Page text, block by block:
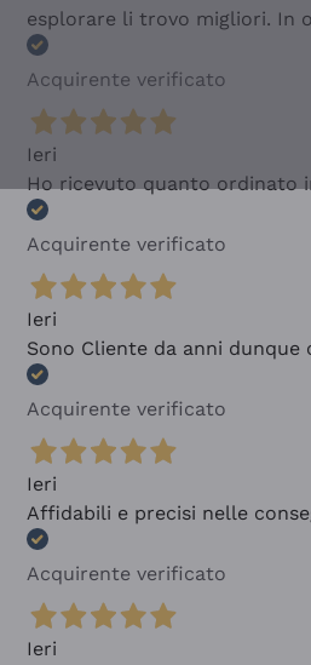
esplorare li trovo migliori. In
Acquirente verificato
Ieri
Ho ricevuto quanto ordinato
Acquirente verificato
Ieri
Sono Cliente da anni
Acquirente verificato
Ieri
Affidabili e precisi nelle
Acquirente verificato
Ieri